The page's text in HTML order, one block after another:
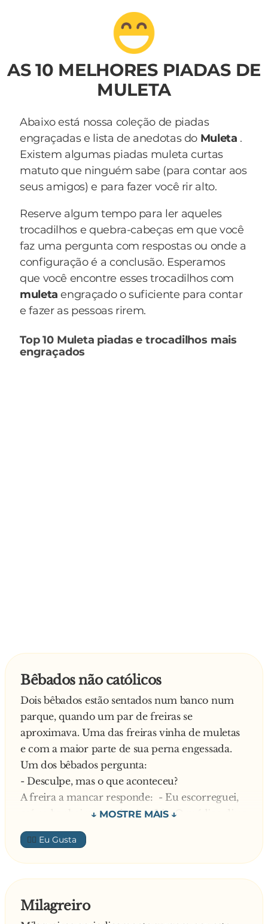
AS 10 MELHORES PIADAS DE
MULETA
Abaixo está nossa coleção de piadas
engraçadas e lista de anedotas do Muleta .
Existem algumas piadas muleta curtas
matuto que ninguém sabe (para contar aos
seus amigos) e para fazer você rir alto.
Reserve algum tempo para ler aqueles
trocadilhos e quebra-cabeças em que você
faz uma pergunta com respostas ou onde a
configuração é a conclusão. Esperamos
que você encontre esses trocadilhos com
muletaengraçado o suficiente para contar
e fazer as pessoas rirem.
Top 10 Muleta piadas e trocadilhos mais
engraçados
Bêbados não católicos
Dois bêbados estão sentados num banco num
parque, quando um par de freiras se
aproximava. Uma das freiras vinha de muletas
e com a maior parte de sua perna engessada.
Um dos bêbados pergunta:
- Desculpe, mas o que aconteceu?
A freira a mancar responde: - Eu escorreguei,
caí na banheira e quebrei a tíbia. O médico disse
que eu vou ter que ficar com o gesso por mais
duas semanas.
Diz o bêbado:
- Deve ter sido forte Deus a abençoe!
- Obrigado, meu filho
👍🏼
Milagreiro